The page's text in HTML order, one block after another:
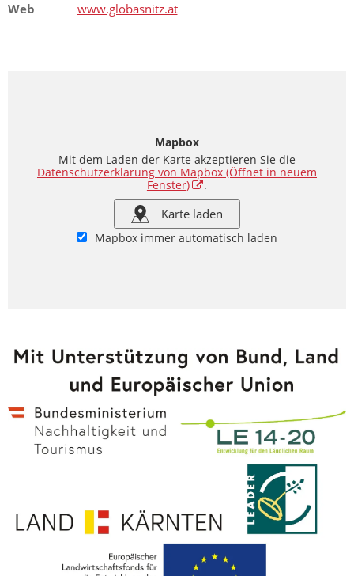
Web
www.globasnitz.at
Mapbox
Mit dem Laden der Karte akzeptieren Sie die
Datenschutzerklärung von Mapbox (Öffnet in neuem
Fenster)
.
Karte laden
Mapbox immer automatisch laden